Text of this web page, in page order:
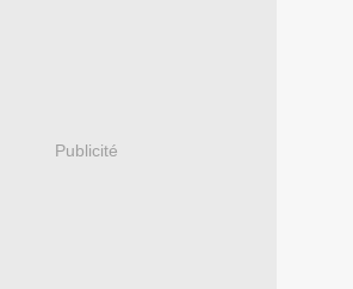
Publicité